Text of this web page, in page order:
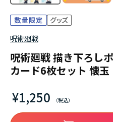
呪術廻戦
呪術廻戦 描き下ろし
カード6枚セット 懐
¥1,250